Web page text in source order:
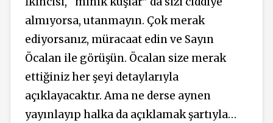
almıyorsa, utanmayın. Çok merak
ediyorsanız, müracaat edin ve Sayın
Öcalan ile görüşün. Öcalan size merak
ettiğiniz her şeyi detaylarıyla
açıklayacaktır. Ama ne derse aynen
yayınlayıp halka da açıklamak şartıyla…